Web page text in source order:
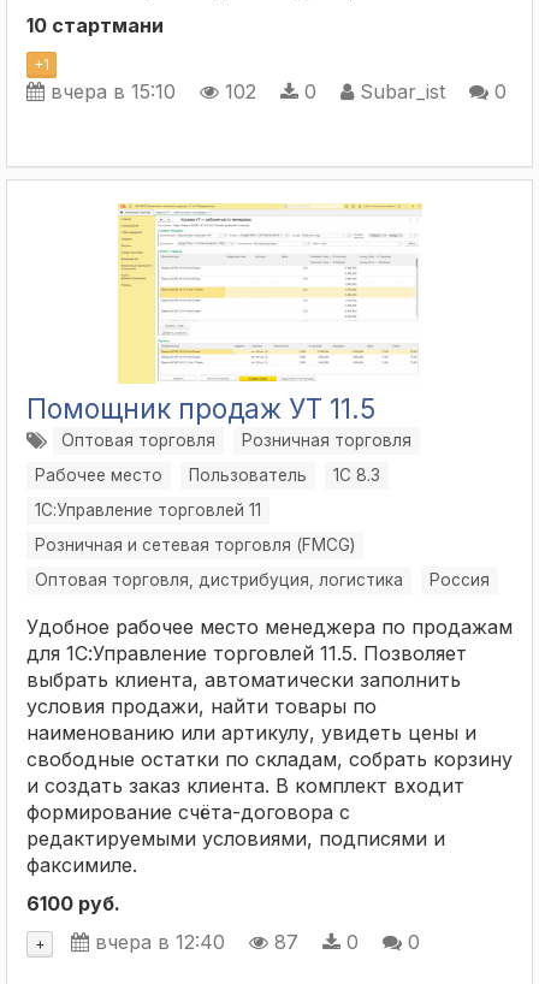
10 стартмани
+1
вчера в 15:10 102 0 Subar_ist 0
Помощник продаж УТ 11.5
Оптовая торговля
Розничная торговля
Рабочее место
Пользователь
1С 8.3
1С:Управление торговлей 11
Розничная и сетевая торговля (FMCG)
Оптовая торговля, дистрибуция, логистика
Россия
Удобное рабочее место менеджера по продажам
для 1С:Управление торговлей 11.5. Позволяет
выбрать клиента, автоматически заполнить
условия продажи, найти товары по
наименованию или артикулу, увидеть цены и
свободные остатки по складам, собрать корзину
и создать заказ клиента. В комплект входит
формирование счёта-договора с
редактируемыми условиями, подписями и
факсимиле.
6100 руб.
+ вчера в 12:40 87 0 0